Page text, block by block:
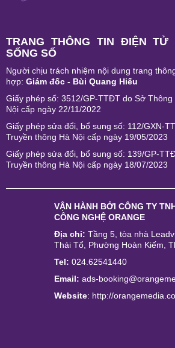
TRANG THÔNG TIN ĐIỆN TỬ
SỐNG SỐ
Người chịu trách nhiệm nội dung trang
hợp: Giám đốc - Bùi Quang Hiếu
Giấy phép số: 3512/GP-TTĐT do Sở
Nội cấp ngày 22/11/2022
Giấy phép sửa đổi, bổ sung số: 112/GXN-
Truyền thông Hà Nội cấp ngày 19/05/2023
Giấy phép sửa đổi, bổ sung số: 139/GP-
Truyền thông Hà Nội cấp ngày 18/07/2023
VẬN HÀNH BỞI CÔNG TY
CÔNG NGHỆ ORANGE
Địa chỉ: Tầng 5, tòa nhà
Thái Tổ, Phường Hoàn Kiếm,
Tel: 024.62541440
Email: ads-
Website: http://